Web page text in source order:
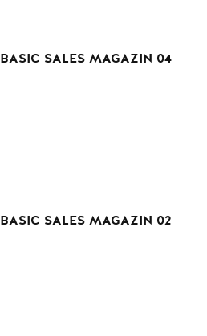
BASIC SALES MAGAZIN 04
BASIC SALES MAGAZIN 02